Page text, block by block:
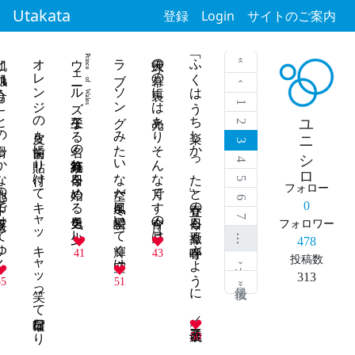
Utakata 登録 Login サイトのご案内
ユニシロ
フォロー
0
フォロワー
478
投稿数
313
« 最初
‹ 前
1
2
3
4
5
6
7
…
次 ›
最後 »
「ふくはうち楽しかった」と立春の今日も豆撒く春呼ぶように ／吾子三歳
50
天球の幕の裏には光ありそんな月です今宵の月は
43
ラブソングみたいな空だ冬風に星瞬いて輝く空は
51
ウェールズ王子Prince of Wales
なる名の紅茶淹れ今日を始める勇気を少し
41
オレンジの皮を前歯に貼り付けてキャッキャッ笑って日曜日なり ／吾子三歳
で夜溶けてゆく